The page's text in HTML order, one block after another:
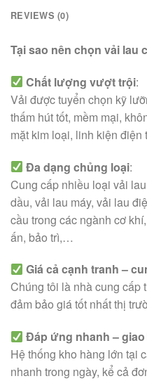
REVIEWS (0)
Tại sao nên chọn vải lau
Chất lượng vượt trội:
Vải được tuyển chọn kỹ
thấm hút tốt, mềm mại,
mặt kim loại, linh kiện điện
Đa dạng chủng loại:
Cung cấp nhiều loại vải
dầu, vải lau máy, vải lau
cầu trong các ngành cơ
ấn, bảo trì,…
Giá cả cạnh tranh –
Chúng tôi là nhà cung cấp
đảm bảo giá tốt nhất thị
Đáp ứng nhanh –
Hệ thống kho hàng lớn tại
nhanh trong ngày, kể cả